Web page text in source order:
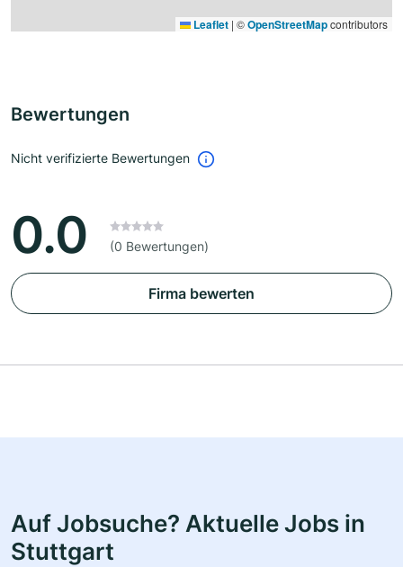
Leaflet | ©OpenStreetMapcontributors
Bewertungen
Nicht verifizierte Bewertungen
0.0 (0 Bewertungen)
Firma bewerten
Auf Jobsuche? Aktuelle Jobs in
Stuttgart